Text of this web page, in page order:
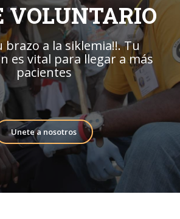
VOLUNTARIO
brazo a la siklemia!!. Tu
es vital para llegar a más
pacientes
Unete a nosotros